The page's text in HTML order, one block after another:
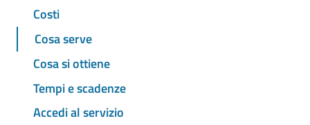
Costi
Cosa serve
Cosa si ottiene
Tempi e scadenze
Accedi al servizio